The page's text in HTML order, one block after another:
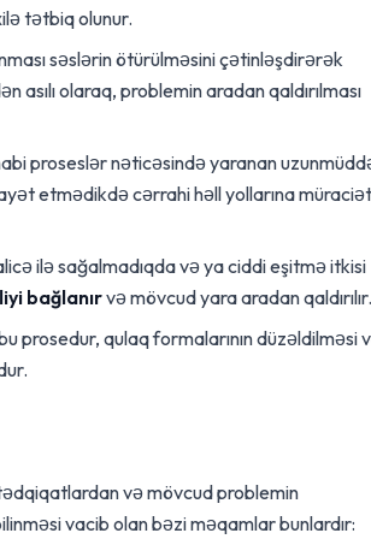
tətbiq olunur.
səslərin ötürülməsini çətinləşdirərək
olaraq, problemin aradan qaldırılması
proseslər nəticəsində yaranan
etmədikdə cərrahi həll yollarına müraciət
ilə sağalmadıqda və ya ciddi eşitmə itkisi
bağlanırvə mövcud yara aradan qaldırılır.
prosedur, qulaq formalarının düzəldilməsi
və mövcud problemin
vacib olan bəzi məqamlar bunlardır: